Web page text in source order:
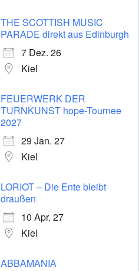
THE SCOTTISH MUSIC
PARADE direkt aus Edinburgh
7 Dez. 26
Kiel
FEUERWERK DER
TURNKUNST hope-Tournee
2027
29 Jan. 27
Kiel
LORIOT – Die Ente bleibt
draußen
10 Apr. 27
Kiel
ABBAMANIA